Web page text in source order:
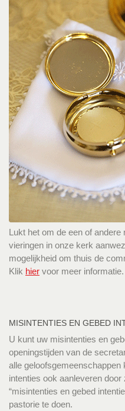
Lukt het om de een of
vieringen in onze kerk
mogelijkheid om thuis de
Klik hier voor meer informatie.
MISINTENTIES EN GEBED
U kunt uw misintenties en
openingstijden van de
alle
intenties ook aanleveren
“misintenties en gebed
pastorie te doen.